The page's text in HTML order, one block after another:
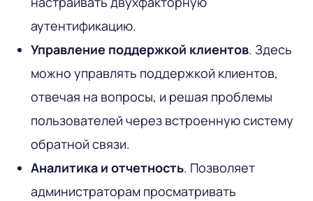
аутентификацию.
Управление поддержкой клиентов. Здесь
можно управлять поддержкой клиентов,
отвечая на вопросы, и решая проблемы
пользователей через встроенную систему
обратной связи.
Аналитика и отчетность. Позволяет
администраторам просматривать